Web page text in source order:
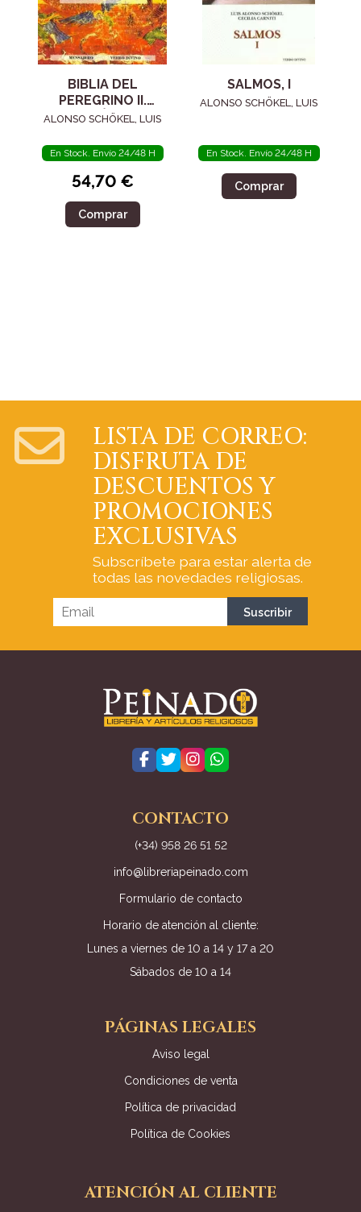
BIBLIA DEL
PEREGRINO II.
EDICIÓN DE
ALONSO SCHÖKEL, LUIS
En Stock. Envío 24/48 H
54,70 €
Comprar
SALMOS, I
ALONSO SCHÖKEL, LUIS
En Stock. Envío 24/48 H
Comprar
LISTA DE CORREO:
DISFRUTA DE
DESCUENTOS Y
PROMOCIONES
EXCLUSIVAS
Subscríbete para estar alerta de
todas las novedades religiosas.
CONTACTO
(+34) 958 26 51 52
info@libreriapeinado.com
Formulario de contacto
Horario de atención al cliente:
Lunes a viernes de 10 a 14 y 17 a 20
Sábados de 10 a 14
PÁGINAS LEGALES
Aviso legal
Condiciones de venta
Política de privacidad
Política de Cookies
ATENCIÓN AL CLIENTE